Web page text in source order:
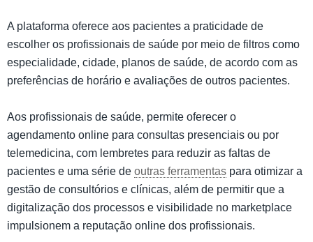
A plataforma oferece aos pacientes a praticidade de
escolher os profissionais de saúde por meio de filtros como
especialidade, cidade, planos de saúde, de acordo com as
preferências de horário e avaliações de outros pacientes.
Aos profissionais de saúde, permite oferecer o
agendamento online para consultas presenciais ou por
telemedicina, com lembretes para reduzir as faltas de
pacientes e uma série de outras ferramentas para otimizar a
gestão de consultórios e clínicas, além de permitir que a
digitalização dos processos e visibilidade no marketplace
impulsionem a reputação online dos profissionais.